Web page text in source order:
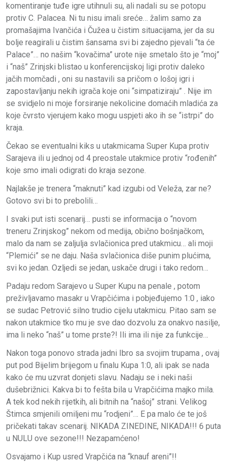
komentiranje tuđe igre utihnuli su, ali nadali su se potopu
protiv C. Palacea. Ni tu nisu imali sreće… žalim samo za
promašajima Ivančića i Čužea u čistim situacijama, jer da su
bolje reagirali u čistim šansama svi bi zajedno pjevali “ta će
Palace”… no našim “kovačima” urote nije smetalo što je “moj”
i “naš” Zrinjski blistao u konferencijskoj ligi protiv daleko
jačih momčadi , oni su nastavili sa pričom o lošoj igri i
zapostavljanju nekih igrača koje oni “simpatiziraju” . Nije im
se svidjelo ni moje forsiranje nekolicine domaćih mladića za
koje čvrsto vjerujem kako mogu uspjeti ako ih se “istrpi” do
kraja.
Čekao se eventualni kiks u utakmicama Super Kupa protiv
Sarajeva ili u jednoj od 4 preostale utakmice protiv “rođenih”
koje smo imali odigrati do kraja sezone.
Najlakše je trenera “maknuti” kad izgubi od Veleža, zar ne?
Gotovo svi bi to prebolili…
I svaki put isti scenarij… pusti se informacija o “novom
treneru Zrinjskog” nekom od medija, obično bošnjačkom,
malo da nam se zaljulja svlačionica pred utakmicu… ali moji
“Plemići” se ne daju. Naša svlačionica diše punim plućima,
svi ko jedan. Ozljedi se jedan, uskače drugi i tako redom…
Padaju redom Sarajevo u Super Kupu na penale , potom
preživljavamo masakr u Vrapčićima i pobjeđujemo 1:0 , iako
se sudac Petrović silno trudio cijelu utakmicu. Pitao sam se
nakon utakmice tko mu je sve dao dozvolu za onakvo nasilje,
ima li neko “naš” u tome prste?! Ili ima ili nije za funkcije…
Nakon toga ponovo strada jadni Ibro sa svojim trupama , ovaj
put pod Bijelim brijegom u finalu Kupa 1:0, ali ipak se nada
kako će mu uzvrat donjeti slavu. Nadaju se i neki naši
dušebrižnici. Kakva bi to fešta bila u Vrapčićima majko mila.
A tek kod nekih rijetkih, ali bitnih na “našoj” strani. Velikog
Štimca smjenili omiljeni mu “rodjeni”… E pa malo će te još
pričekati takav scenarij. NIKADA ZINEDINE, NIKADA!!! 6 puta
u NULU ove sezone!!! Nezapamćeno!
Osvajamo i Kup usred Vrapčića na “knauf areni”!!